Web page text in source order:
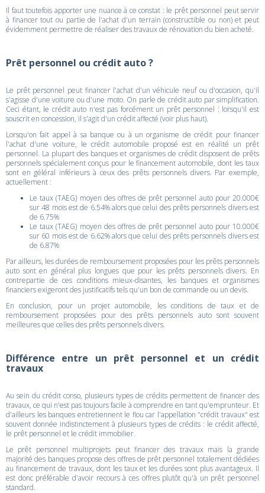
Il faut toutefois apporter une nuance à ce constat : le prêt personnel peut servir
à financer tout ou partie de l'achat d'un terrain (constructible ou non) et peut
évidemment permettre de réaliser des travaux de rénovation du bien acheté.
Prêt personnel ou crédit auto ?
Le prêt personnel peut financer l'achat d'un véhicule neuf ou d'occasion, qu'il
s'agisse d'une voiture ou d'une moto. On parle de crédit auto par simplification.
Ceci étant, le crédit auto n'est pas forcément un prêt personnel : lorsqu'il est
souscrit en concession, il s'agit d'un crédit affecté (voir plus haut).
Lorsqu'on fait appel à sa banque ou à un organisme de crédit pour financer
l'achat d'une voiture, le crédit automobile proposé est en réalité un prêt
personnel. La plupart des banques et organismes de crédit disposent de prêts
personnels spécialement conçus pour le financement automobile, dont les taux
sont en géléral inférieurs à ceux des prêts personnels divers. Par exemple,
actuellement :
Le taux (TAEG) moyen des offres de prêt personnel auto pour 20.000€
sur 48 mois est de 6.54% alors que celui des prêts personnels divers est
de 6.75%
Le taux (TAEG) moyen des offres de prêt personnel auto pour 10.000€
sur 60 mois est de 6.62% alors que celui des prêts personnels divers est
de 6.87%
Par ailleurs, les durées de remboursement proposées pour les prêts personnels
auto sont en général plus longues que pour les prêts personnels divers. En
contrepartie de ces conditions mieux-disantes, les banques et organismes
financiers exigeront des justificatifs tels qu'un bon de commande ou un devis.
En conclusion, pour un projet automobile, les conditions de taux et de
remboursement proposées pour des prêts personnels auto sont souvent
meilleures que celles des prêts personnels divers.
Différence entre un prêt personnel et un crédit
travaux
Au sein du crédit conso, plusieurs types de crédits permettent de financer des
travaux, ce qui n'est pas toujours facile à comprendre en tant qu'emprunteur. Et
d'ailleurs les banques entretiennent le flou car l'appellation "crédit travaux" est
souvent donnée indistinctement à plusieurs types de crédits : le crédit affecté,
le prêt personnel et le crédit immobilier.
Le prêt personnel multiprojets peut financer des travaux mais la grande
majorité des banques propose des offres de prêt personnel totalement dédiées
au financement de travaux, dont les taux et les durées sont plus avantageux. Il
est donc préférable d'avoir recours à ces offres plutôt qu'à un prêt personnel
standard.